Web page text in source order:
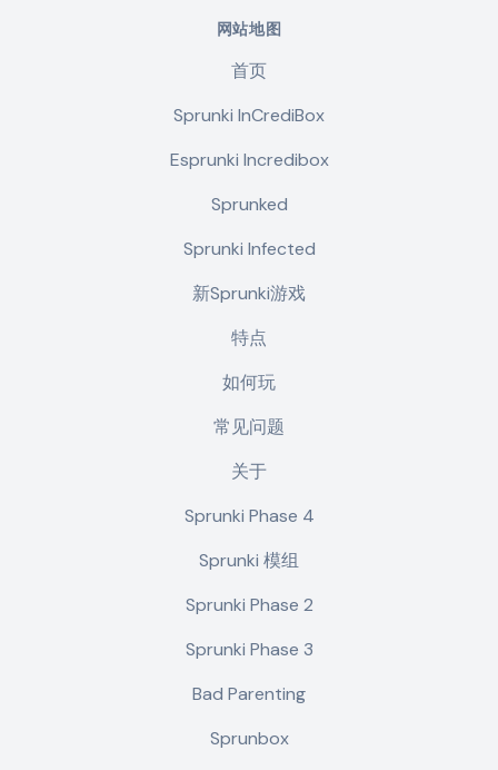
网站地图
首页
Sprunki InCrediBox
Esprunki Incredibox
Sprunked
Sprunki Infected
新Sprunki游戏
特点
如何玩
常见问题
关于
Sprunki Phase 4
Sprunki 模组
Sprunki Phase 2
Sprunki Phase 3
Bad Parenting
Sprunbox